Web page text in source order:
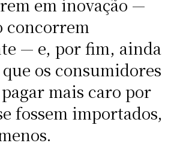
em inovação —
concorrem
— e, por fim, ainda
os consumidores
mais caro por
fossem importados,